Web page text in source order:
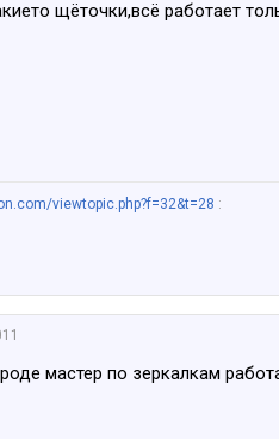
щёточки,всё работает
viewtopic.php?f=32&t=28 :
мастер по зеркалкам